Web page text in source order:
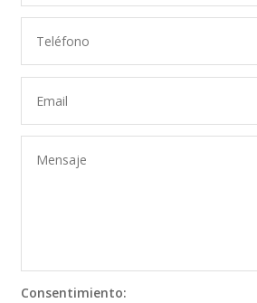
Consentimiento: